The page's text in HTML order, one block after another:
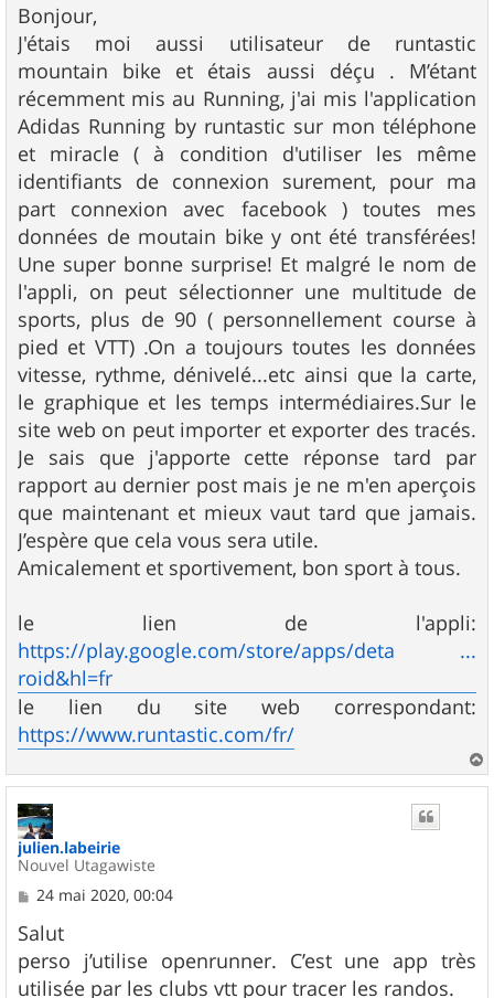
s
s
a
g
e
Bonjour,
J'étais moi aussi utilisateur de runtastic
mountain bike et étais aussi déçu . M’étant
récemment mis au Running, j'ai mis l'application
Adidas Running by runtastic sur mon téléphone
et miracle ( à condition d'utiliser les même
identifiants de connexion surement, pour ma
part connexion avec facebook ) toutes mes
données de moutain bike y ont été transférées!
Une super bonne surprise! Et malgré le nom de
l'appli, on peut sélectionner une multitude de
sports, plus de 90 ( personnellement course à
pied et VTT) .On a toujours toutes les données
vitesse, rythme, dénivelé...etc ainsi que la carte,
le graphique et les temps intermédiaires.Sur le
site web on peut importer et exporter des tracés.
Je sais que j'apporte cette réponse tard par
rapport au dernier post mais je ne m'en aperçois
que maintenant et mieux vaut tard que jamais.
J’espère que cela vous sera utile.
Amicalement et sportivement, bon sport à tous.
le lien de l'appli:
https://play.google.com/store/apps/deta ...
roid&hl=fr
le lien du site web correspondant:
https://www.runtastic.com/fr/
a
julien.labeirie
Nouvel Utagawiste
M
s
s
a
g
24 mai 2020, 00:04
Salut
perso j’utilise openrunner. C’est une app très
utilisée par les clubs vtt pour tracer les randos.